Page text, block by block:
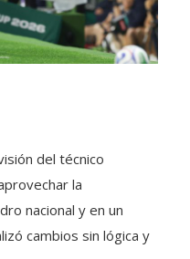
del técnico
la
nacional y en un
cambios sin lógica y